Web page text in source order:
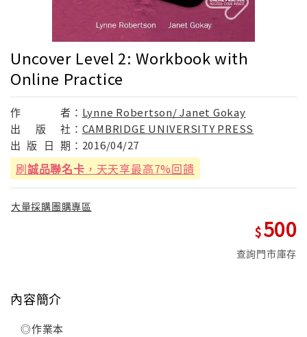
Uncover Level 2: Workbook with
Online Practice
作 者： Lynne Robertson/ Janet Gokay
出
版 社： CAMBRIDGE UNIVERSITY PRESS
出 版 日 期： 2016/04/27
刷誠品聯名卡 ，天天享最高7%回饋
大量採購團購專區
500
查詢門市庫存
內容簡介
◎作業本